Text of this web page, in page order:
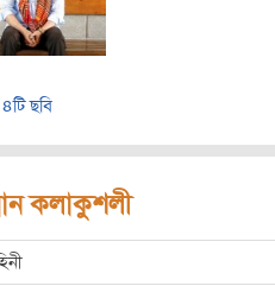
৪টি ছবি
কলাকুশলী